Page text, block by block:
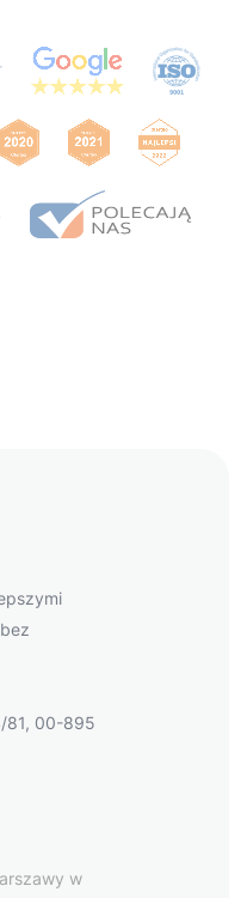
81, 00-895
w